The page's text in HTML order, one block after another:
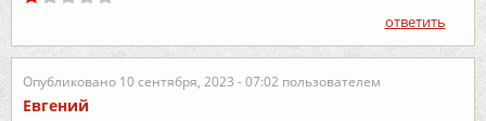
ответить
Опубликовано 10 сентября, 2023 - 07:02 пользователем
Евгений